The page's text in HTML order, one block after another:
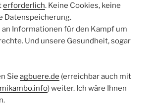
erforderlich. Keine Cookies, keine
Datenspeicherung.
an Informationen für den Kampf um
Und unsere Gesundheit, sogar
Sie agbuere.de (erreichbar auch mit
mikambo.info) weiter. Ich wäre Ihnen